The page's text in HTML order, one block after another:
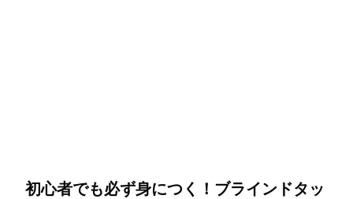
初心者でも必ず身につく！ブラインドタッ